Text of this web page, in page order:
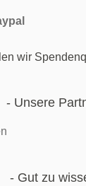
wir
Unsere
Gut zu